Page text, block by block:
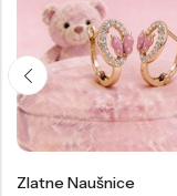
Zlatne Naušnice